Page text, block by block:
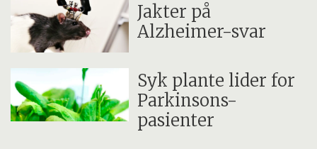
Jakter på
Alzheimer-svar
Syk plante lider for
Parkinsons-
pasienter